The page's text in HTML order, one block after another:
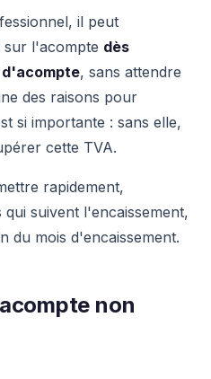
il peut
sur l'acompte dès
, sans attendre
des raisons pour
si importante : sans elle,
cette TVA.
rapidement,
suivent l'encaissement,
du mois d'encaissement.
non